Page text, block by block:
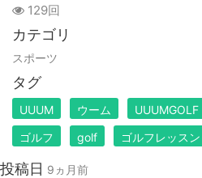
129回
カテゴリ
スポーツ
タグ
UUUM ウーム UUUMGOLF
ゴルフ
golf ゴルフレッスン
投稿日 9ヵ月前